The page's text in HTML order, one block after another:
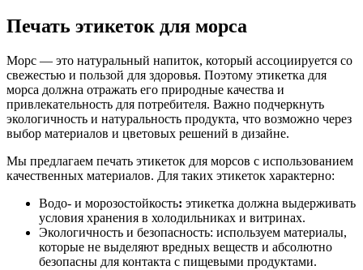
Печать этикеток для морса
Морс — это натуральный напиток, который ассоциируется со
свежестью и пользой для здоровья. Поэтому этикетка для
морса должна отражать его природные качества и
привлекательность для потребителя. Важно подчеркнуть
экологичность и натуральность продукта, что возможно через
выбор материалов и цветовых решений в дизайне.
Мы предлагаем печать этикеток для морсов с использованием
качественных материалов. Для таких этикеток характерно:
Водо- и морозостойкость: этикетка должна выдерживать
условия хранения в холодильниках и витринах.
Экологичность и безопасность: используем материалы,
которые не выделяют вредных веществ и абсолютно
безопасны для контакта с пищевыми продуктами.